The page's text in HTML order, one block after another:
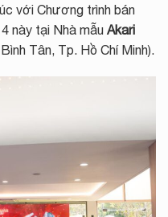
với Chương trình bán
này tại Nhà mẫu Akari
Tân, Tp. Hồ Chí Minh).